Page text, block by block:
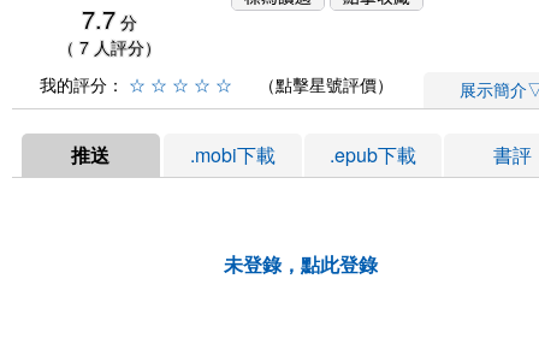
7.7 分
（ 7 人評分）
我的評分： ☆ ☆ ☆ ☆ ☆ （點擊星號評價） 展示簡介
推送 .mobi下載 .epub下載 書評
未登錄，點此登錄